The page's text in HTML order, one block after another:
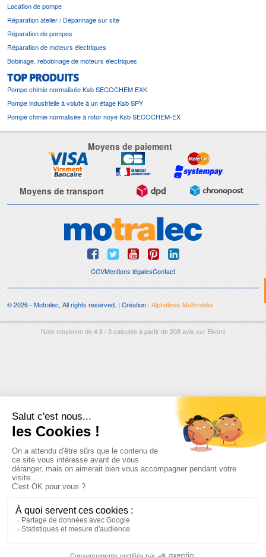
Location de pompe
Réparation atelier / Dépannage sur site
Réparation de pompes
Réparation de moteurs électriques
Bobinage, rebobinage de moteurs électriques
TOP PRODUITS
Pompe chimie normalisée Ksb SECOCHEM EXK
Pompe industrielle à volute à un étage Ksb SPY
Pompe chimie normalisée à rotor noyé Ksb SECOCHEM-EX
Moyens de paiement
Moyens de transport
CGVMentions légalesContact
© 2026 - Motralec, All rights reserved. | Création :Alphalives Multimédia
Note moyenne de4.8/5calculée à partir de208avis sur Ekomi